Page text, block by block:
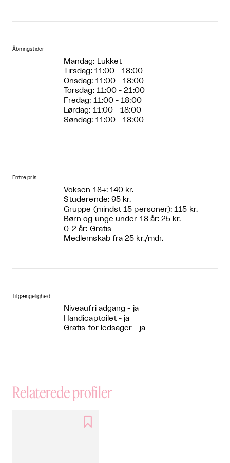
Åbningstider
Mandag: Lukket
Tirsdag: 11:00 - 18:00
Onsdag: 11:00 - 18:00
Torsdag: 11:00 - 21:00
Fredag: 11:00 - 18:00
Lørdag: 11:00 - 18:00
Søndag: 11:00 - 18:00
Entre pris
Voksen 18+: 140 kr.
Studerende: 95 kr.
Gruppe (mindst 15 personer): 115 kr.
Børn og unge under 18 år: 25 kr.
0-2 år: Gratis
Medlemskab fra 25 kr./mdr.
Tilgængelighed
Niveaufri adgang - ja
Handicaptoilet - ja
Gratis for ledsager - ja
Relaterede profiler
